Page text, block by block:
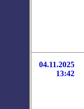
04.11.2025
13:42